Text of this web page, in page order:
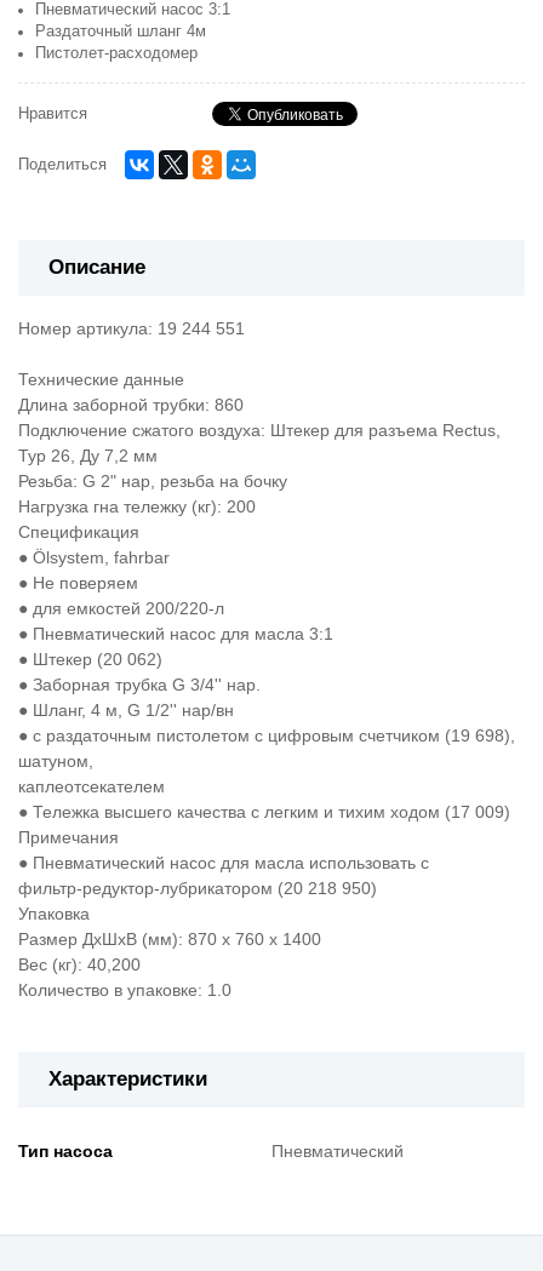
Пневматический насос 3:1
Раздаточный шланг 4м
Пистолет-расходомер
Нравится
Поделиться
Описание
Номер артикула: 19 244 551
Технические данные
Длина заборной трубки: 860
Подключение сжатого воздуха: Штекер для разъема Rectus,
Typ 26, Ду 7,2 мм
Резьба: G 2" нар, резьба на бочку
Нагрузка гна тележку (кг): 200
Спецификация
● Ölsystem, fahrbar
● Не поверяем
● для емкостей 200/220-л
● Пневматический насос для масла 3:1
● Штекер (20 062)
● Заборная трубка G 3/4'' нар.
● Шланг, 4 м, G 1/2'' нар/вн
● с раздаточным пистолетом с цифровым счетчиком (19 698),
шатуном,
каплеотсекателем
● Тележка высшего качества с легким и тихим ходом (17 009)
Примечания
● Пневматический насос для масла использовать с
фильтр-редуктор-лубрикатором (20 218 950)
Упаковка
Размер ДхШхВ (мм): 870 x 760 x 1400
Вес (кг): 40,200
Количество в упаковке: 1.0
Характеристики
Тип насоса Пневматический